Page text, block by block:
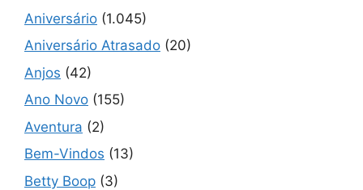
Aniversário (1.045)
Aniversário Atrasado (20)
Anjos (42)
Ano Novo (155)
Aventura (2)
Bem-Vindos (13)
Betty Boop (3)